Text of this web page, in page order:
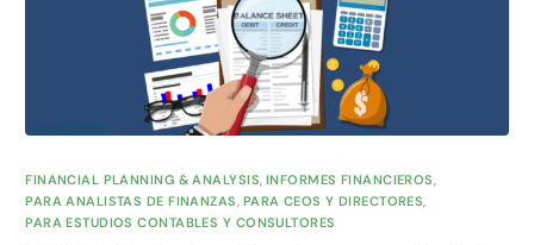
FINANCIAL PLANNING & ANALYSIS, INFORMES FINANCIEROS,
PARA ANALISTAS DE FINANZAS, PARA CEOS Y DIRECTORES,
PARA ESTUDIOS CONTABLES Y CONSULTORES